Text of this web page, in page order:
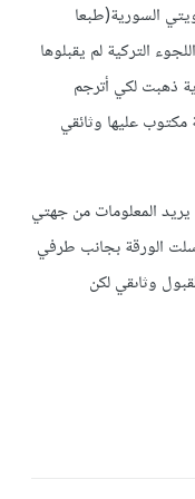
السورية(طبعا
التركية لم يقبلوها
ذهبت لكي أترجم
عليها وثائقي
يريد المعلومات من جهتي
الورقة بجانب طرفي
وثاىقي لكن